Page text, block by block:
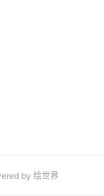
by 绘世界